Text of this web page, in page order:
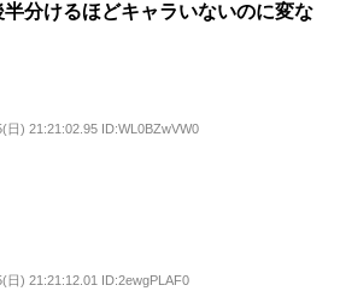
分けるほどキャラいないのに変な
日) 21:21:02.95 ID:WL0BZwVW0
日) 21:21:12.01 ID:2ewgPLAF0